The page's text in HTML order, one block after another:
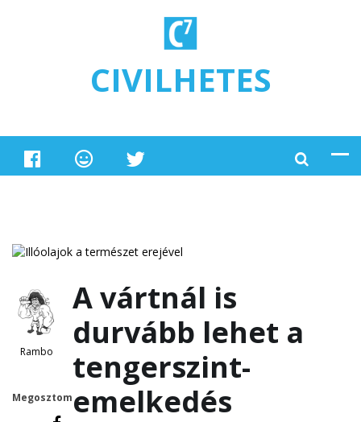
CIVILHETES
Rambo
Megosztom
A vártnál is
durvább lehet a
tengerszint-
emelkedés